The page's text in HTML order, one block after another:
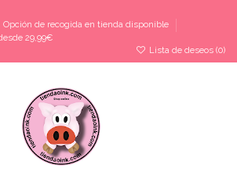
Opción de recogida en tienda disponible
29,99€
Lista de deseos (0)